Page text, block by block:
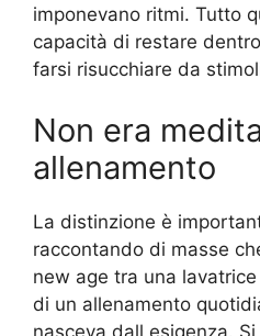
imponevano ritmi. Tutto
capacità di restare
farsi risucchiare da
Non era
allenamento
La distinzione è
raccontando di masse
new age tra una
di un allenamento
nasceva dall esigenza.